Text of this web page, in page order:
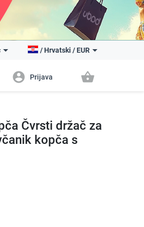
/ Hrvatski / EUR
account_circle Prijava shopping_basket
Čvrsti držač za
kopča s